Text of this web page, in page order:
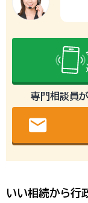
専門相談員
email
いい相続から行